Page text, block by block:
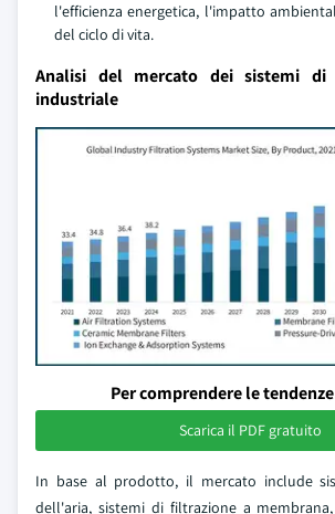
l'efficienza energetica, l'impatto
del ciclo di vita.
Analisi del mercato dei sistemi di
industriale
Per comprendere le
Scarica il PDF gratuito
In base al prodotto, il mercato include
dell'aria, sistemi di filtrazione a